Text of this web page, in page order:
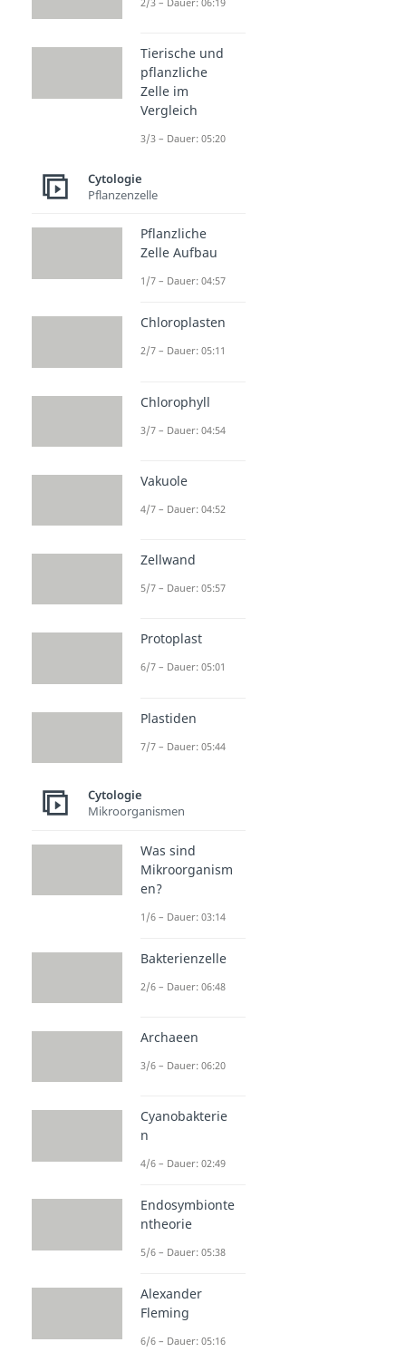
Tierische und
pflanzliche
Zelle im
Vergleich
3/3 – Dauer: 05:20
Cytologie
Pflanzenzelle
Pflanzliche
Zelle Aufbau
1/7 – Dauer: 04:57
Chloroplasten
2/7 – Dauer: 05:11
Chlorophyll
3/7 – Dauer: 04:54
Vakuole
4/7 – Dauer: 04:52
Zellwand
5/7 – Dauer: 05:57
Protoplast
6/7 – Dauer: 05:01
Plastiden
7/7 – Dauer: 05:44
Cytologie
Mikroorganismen
Was sind
Mikroorganism
en?
1/6 – Dauer: 03:14
Bakterienzelle
2/6 – Dauer: 06:48
Archaeen
3/6 – Dauer: 06:20
Cyanobakterie
n
4/6 – Dauer: 02:49
Endosymbionte
ntheorie
5/6 – Dauer: 05:38
Alexander
Fleming
6/6 – Dauer: 05:16